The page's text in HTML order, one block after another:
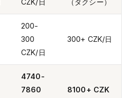
CZK/日
（タクシー）
200-
300
CZK/日
300+ CZK/日
4740-
7860
8100+ CZK